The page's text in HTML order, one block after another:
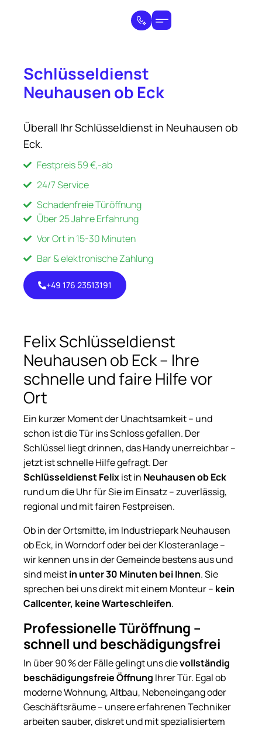
Schlüsseldienst
Neuhausen ob Eck
Überall Ihr Schlüsseldienst in Neuhausen ob
Eck.
Festpreis 59 €,-ab
24/7 Service
Schadenfreie Türöffnung
Über 25 Jahre Erfahrung
Vor Ort in 15-30 Minuten
Bar & elektronische Zahlung
+49 176 23513191
Felix Schlüsseldienst
Neuhausen ob Eck – Ihre
schnelle und faire Hilfe vor
Ort
Ein kurzer Moment der Unachtsamkeit – und
schon ist die Tür ins Schloss gefallen. Der
Schlüssel liegt drinnen, das Handy unerreichbar –
jetzt ist schnelle Hilfe gefragt. Der
Schlüsseldienst Felixist in Neuhausen ob Eck
rund um die Uhr für Sie im Einsatz – zuverlässig,
regional und mit fairen Festpreisen.
Ob in der Ortsmitte, im Industriepark Neuhausen
ob Eck, in Worndorf oder bei der Klosteranlage –
wir kennen uns in der Gemeinde bestens aus und
sind meistin unter 30 Minuten bei Ihnen. Sie
sprechen bei uns direkt mit einem Monteur – kein
Callcenter, keine Warteschleifen.
Professionelle Türöffnung –
schnell und beschädigungsfrei
In über 90 % der Fälle gelingt uns dievollständig
beschädigungsfreie Öffnung Ihrer Tür. Egal ob
moderne Wohnung, Altbau, Nebeneingang oder
Geschäftsräume – unsere erfahrenen Techniker
arbeiten sauber, diskret und mit spezialisiertem